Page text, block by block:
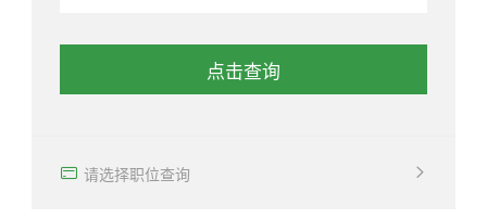
点击查询
请选择职位查询
确定